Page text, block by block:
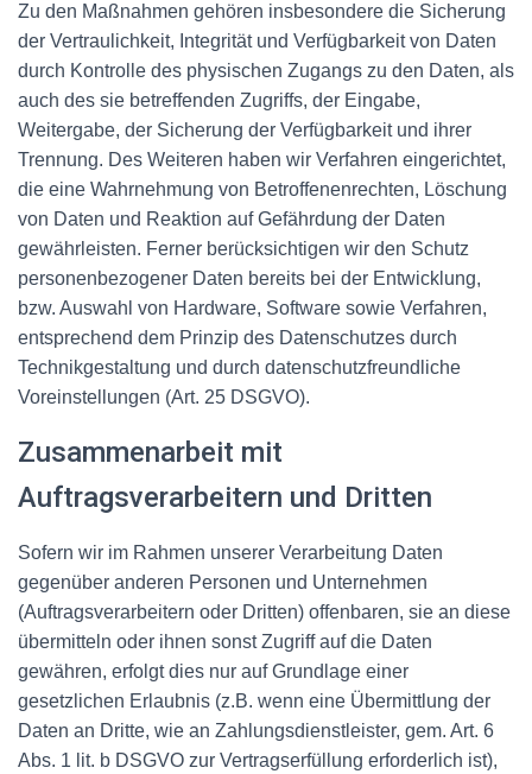
Zu den Maßnahmen gehören insbesondere die Sicherung
der Vertraulichkeit, Integrität und Verfügbarkeit von Daten
durch Kontrolle des physischen Zugangs zu den Daten, als
auch des sie betreffenden Zugriffs, der Eingabe,
Weitergabe, der Sicherung der Verfügbarkeit und ihrer
Trennung. Des Weiteren haben wir Verfahren eingerichtet,
die eine Wahrnehmung von Betroffenenrechten, Löschung
von Daten und Reaktion auf Gefährdung der Daten
gewährleisten. Ferner berücksichtigen wir den Schutz
personenbezogener Daten bereits bei der Entwicklung,
bzw. Auswahl von Hardware, Software sowie Verfahren,
entsprechend dem Prinzip des Datenschutzes durch
Technikgestaltung und durch datenschutzfreundliche
Voreinstellungen (Art. 25 DSGVO).
Zusammenarbeit mit
Auftragsverarbeitern und Dritten
Sofern wir im Rahmen unserer Verarbeitung Daten
gegenüber anderen Personen und Unternehmen
(Auftragsverarbeitern oder Dritten) offenbaren, sie an diese
übermitteln oder ihnen sonst Zugriff auf die Daten
gewähren, erfolgt dies nur auf Grundlage einer
gesetzlichen Erlaubnis (z.B. wenn eine Übermittlung der
Daten an Dritte, wie an Zahlungsdienstleister, gem. Art. 6
Abs. 1 lit. b DSGVO zur Vertragserfüllung erforderlich ist),